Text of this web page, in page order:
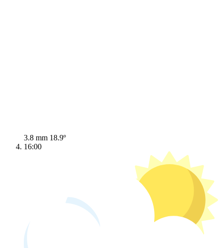
3.8 mm 18.9º
16:00